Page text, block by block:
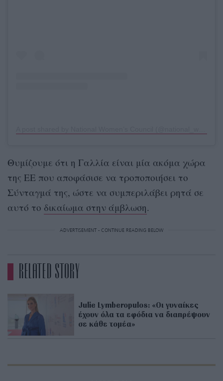
Θυμίζουμε ότι η Γαλλία είναι μία ακόμα χώρα
της ΕΕ που αποφάσισε να τροποποιήσει το
Σύνταγμά της, ώστε να συμπεριλάβει ρητά σε
αυτό το δικαίωμα στην άμβλωση.
ADVERTISEMENT - CONTINUE READING BELOW
RELATED STORY
Julie Lymberopulos: «Οι γυναίκες
έχουν όλα τα εφόδια να διαπρέψουν
σε κάθε τομέα»